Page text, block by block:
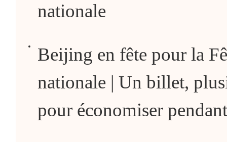
nationale
Beijing en fête pour la
nationale | Un billet,
pour économiser